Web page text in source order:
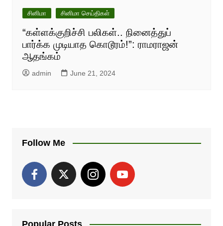
சினிமா சினிமா செய்திகள்
“கள்ளக்குறிச்சி பலிகள்.. நினைத்துப்
பார்க்க முடியாத கொடூரம்!”: ராமராஜன்
ஆதங்கம்
admin June 21, 2024
Follow Me
Popular Posts